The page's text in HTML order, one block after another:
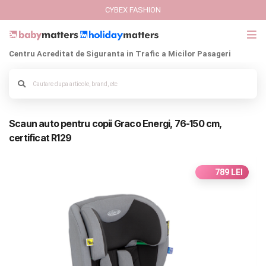
Italbaby Collections
SCAUNE AUTO
SCOICI AUTO
CYBEX FASHION
Centru Acreditat de Siguranta in Trafic a Micilor Pasageri
Scaun auto pentru copii Graco Energi, 76-150 cm,
certificat R129
789 LEI
Alege culoarea cadrului